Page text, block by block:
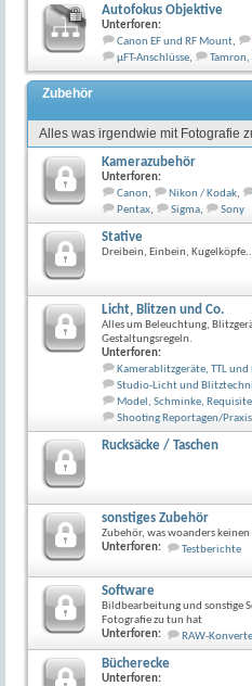
Autofokus Objektive
Unterforen:
Canon EF und RF Mount,
µFT-Anschlüsse,
Zubehör
Alles was irgendwie mit Fotografie
Kamerazubehör
Unterforen:
Canon, Nikon / Kodak,
Pentax, Sigma, Sony
Stative
Dreibein, Einbein,
Licht, Blitzen und Co.
Alles um Beleuchtung,
Gestaltungsregeln.
Unterforen:
Kamerablitzgeräte, TTL und
Studio-Licht und
Model, Schminke,
Shooting Reportagen/Praxis
Rucksäcke / Taschen
sonstiges Zubehör
Zubehör, was woanders
Unterforen:
Testberichte
Software
Bildbearbeitung und sonstige
Fotografie zu tun hat
Unterforen:
RAW-
Bücherecke
Unterforen: